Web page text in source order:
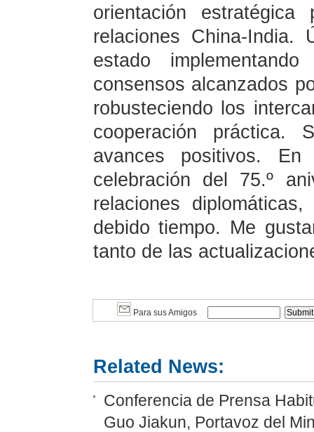
orientación
relaciones China-India.
estado
consensos alcanzados
robusteciendo los
cooperación
avances positivos.
celebración del 75.º
relaciones
debido tiempo. Me
tanto de las
Para sus Amigos
Related News:
Conferencia de Prensa
Guo Jiakun, Portavoz del